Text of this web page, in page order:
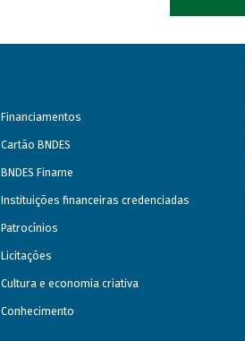
Financiamentos
Cartão BNDES
BNDES Finame
Instituições financeiras credenciadas
Patrocínios
Licitações
Cultura e economia criativa
Conhecimento